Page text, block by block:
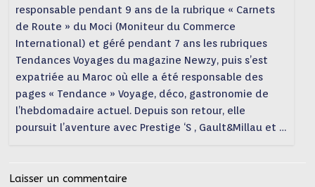
responsable pendant 9 ans de la rubrique « Carnets
de Route » du Moci (Moniteur du Commerce
International) et géré pendant 7 ans les rubriques
Tendances Voyages du magazine Newzy, puis s’est
expatriée au Maroc où elle a été responsable des
pages « Tendance » Voyage, déco, gastronomie de
l’hebdomadaire actuel. Depuis son retour, elle
poursuit l’aventure avec Prestige ‘S , Gault&Millau et …
Laisser un commentaire